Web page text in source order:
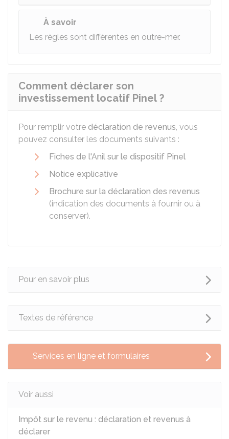
À savoir
Les règles sont différentes en outre-mer.
Comment déclarer son
investissement locatif Pinel ?
Pour remplir votre déclaration de revenus, vous
pouvez consulter les documents suivants :
Fiches de l'Anil sur le dispositif Pinel
Notice explicative
Brochure sur la déclaration des revenus
(indication des documents à fournir ou à
conserver).
Pour en savoir plus
Textes de référence
Services en ligne et formulaires
Voir aussi
Impôt sur le revenu : déclaration et revenus à
déclarer